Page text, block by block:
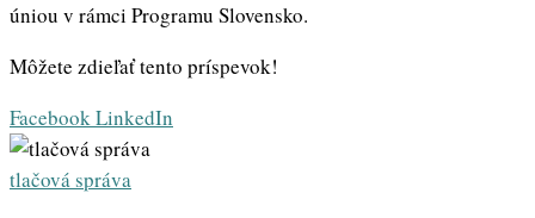
úniou v rámci Programu Slovensko.
Môžete zdieľať tento príspevok!
FacebookLinkedIn
tlačová správa